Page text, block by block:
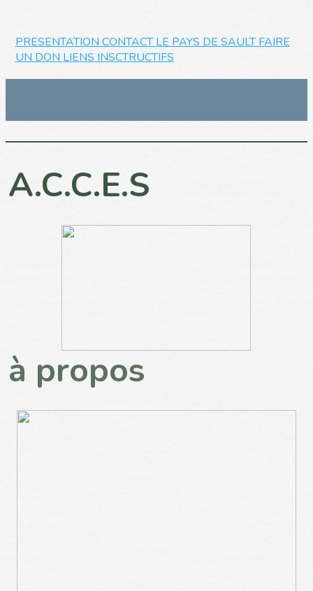
PRESENTATION CONTACTLE PAYS DE SAULTFAIRE
UN DON LIENS INSCTRUCTIFS
A.C.C.E.S
à propos